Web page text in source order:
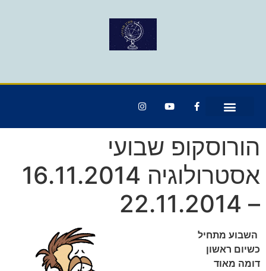
הורוסקופ שבועי
אסטרולוגיה 16.11.2014
– 22.11.2014
השבוע מתחיל
כשיום ראשון
דומה מאוד